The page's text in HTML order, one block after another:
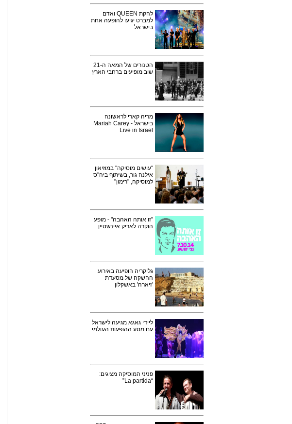
להקת QUEEN ואדם
למברט יגיעו להופעה אחת
בישראל
הטנורים של המאה ה-21
שוב מופיעים ברחבי הארץ
מריה קארי לראשונה
בישראל - Mariah Carey
Live in Israel
"עושים מוסיקה" במוזיאון
אילנה גור, בשיתוף ביה"ס
למוסיקה, "רימון"
"זו אותה האהבה" - מופע
הוקרה לאריק איינשטיין
גליקריה הופיעה באירוע
ההשקה של מסעדת
'זיארה' באשקלון
ליידי גאגא מגיעה לישראל
עם מסע ההופעות העולמי
פניני המוסיקה מציגים:
“La partida”